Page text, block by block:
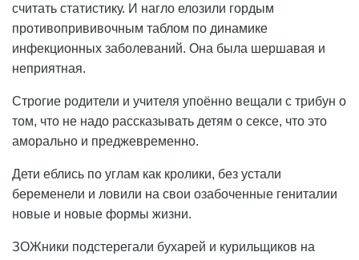
считать статистику. И нагло елозили гордым
противопрививочным таблом по динамике
инфекционных заболеваний. Она была шершавая и
неприятная.
Строгие родители и учителя упоённо вещали с трибун о
том, что не надо рассказывать детям о сексе, что это
аморально и преджевременно.
Дети еблись по углам как кролики, без устали
беременели и ловили на свои озабоченные гениталии
новые и новые формы жизни.
ЗОЖники подстерегали бухарей и курильщиков на